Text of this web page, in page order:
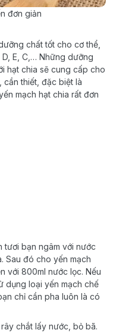
đơn giản
chất tốt cho cơ thể,
D, E, C,… Những dưỡng
hạt chia sẽ cung cấp cho
cần thiết, đặc biệt là
mạch hạt chia rất đơn
tươi bạn ngâm với nước
Sau đó cho yến mạch
với 800ml nước lọc. Nếu
dụng loại yến mạch chế
chỉ cần pha luôn là có
chắt lấy nước, bỏ bã.